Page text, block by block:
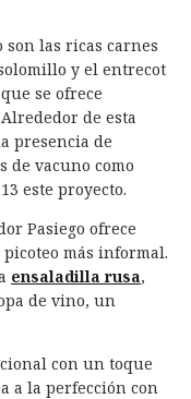
son las ricas carnes
y el entrecot
se ofrece
de esta
presencia de
de vacuno como
este proyecto.
Pasiego ofrece
más informal.
ensaladilla rusa,
de vino, un
con un toque
a la perfección con